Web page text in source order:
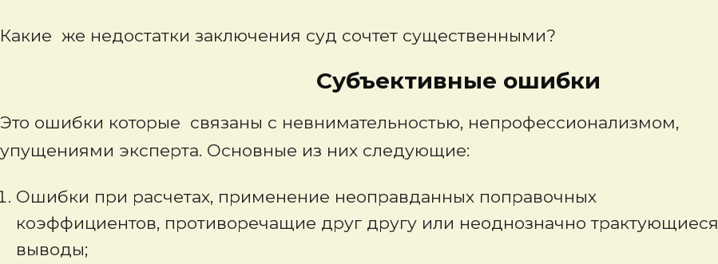
Какие же недостатки заключения суд сочтет существенными?
Субъективные ошибки
Это ошибки которые связаны с невнимательностью, непрофессионализмом,
упущениями эксперта. Основные из них следующие:
Ошибки при расчетах, применение неоправданных поправочных
коэффициентов, противоречащие друг другу или неоднозначно трактующиеся
выводы;